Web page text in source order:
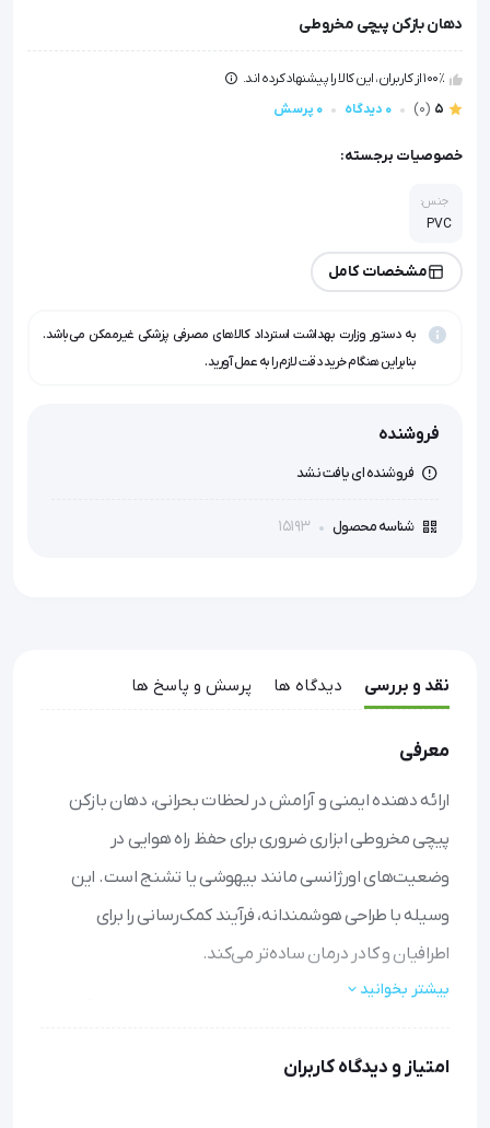
دهان بازکن پیچی مخروطی
100٪ از کاربران، این کالا را پیشنهاد کرده اند.
5
(0) 0 دیدگاه 0 پرسش
خصوصیات برجسته:
جنس:
PVC
مشخصات کامل
به دستور وزارت بهداشت استرداد کالاهای مصرفی پزشکی غیرممکن می‌باشد.
بنابراین هنگام خرید دقت لازم را به عمل آورید.
فروشنده
فروشنده ای یافت نشد
شناسه محصول 15193
نقد و بررسی دیدگاه ها پرسش و پاسخ ها
معرفی
ارائه دهنده ایمنی و آرامش در لحظات بحرانی، دهان بازکن
پیچی مخروطی ابزاری ضروری برای حفظ راه هوایی در
وضعیت‌های اورژانسی مانند بیهوشی یا تشنج است. این
وسیله با طراحی هوشمندانه، فرآیند کمک‌رسانی را برای
اطرافیان و کادر درمان ساده‌تر می‌کند.
جلوگیری از خفگی: با ایجاد مسیر تنفسی پایدار، اکسیژن‌رسانی
بیشتر بخوانید
امتیاز و دیدگاه کاربران